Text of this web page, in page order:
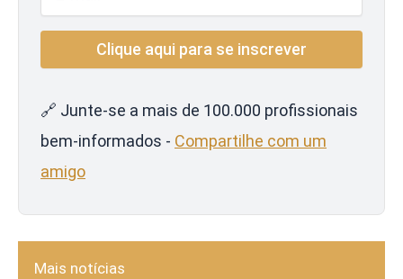
🔗 Junte-se a mais de 100.000 profissionais
bem-informados - Compartilhe com um
amigo
Mais notícias